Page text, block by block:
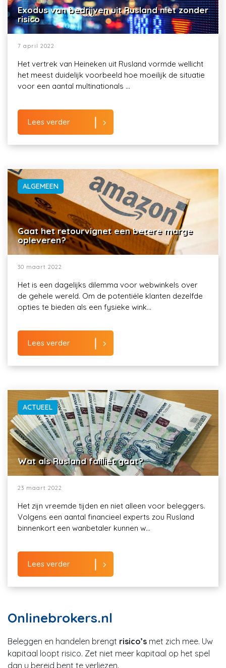
Exodus van bedrijven uit Rusland niet zonder
risico
7 april 2022
Het vertrek van Heineken uit Rusland vormde wellicht
het meest duidelijk voorbeeld hoe moeilijk de situatie
voor een aantal multinationals ...
Lees verder
ALGEMEEN
Gaat het retourvignet een betere marge
opleveren?
30 maart 2022
Het is een dagelijks dilemma voor webwinkels over
de gehele wereld. Om de potentiële klanten dezelfde
opties te bieden als een fysieke wink...
Lees verder
ACTUEEL
Wat als Rusland failliet gaat?
23 maart 2022
Het zijn vreemde tijden en niet alleen voor beleggers.
Volgens een aantal financieel experts zou Rusland
binnenkort een wanbetaler kunnen w...
Lees verder
Onlinebrokers.nl
Beleggen en handelen brengt risico’s met zich mee. Uw
kapitaal loopt risico. Zet niet meer kapitaal op het spel
dan u bereid bent te verliezen.